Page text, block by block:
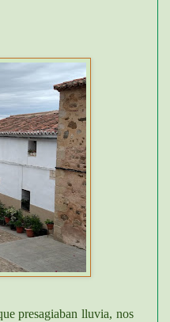
presagiaban lluvia, nos